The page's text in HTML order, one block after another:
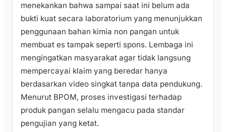
menekankan bahwa sampai saat ini belum ada
bukti kuat secara laboratorium yang menunjukkan
penggunaan bahan kimia non pangan untuk
membuat es tampak seperti spons. Lembaga ini
mengingatkan masyarakat agar tidak langsung
mempercayai klaim yang beredar hanya
berdasarkan video singkat tanpa data pendukung.
Menurut BPOM, proses investigasi terhadap
produk pangan selalu mengacu pada standar
pengujian yang ketat.